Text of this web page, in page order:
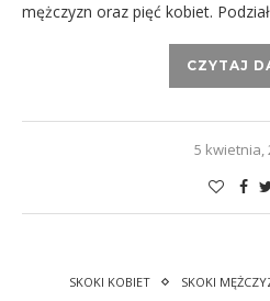
mężczyzn oraz pięć kobiet.
CZYTAJ
5 kwietnia,
SKOKI KOBIET SKOKI